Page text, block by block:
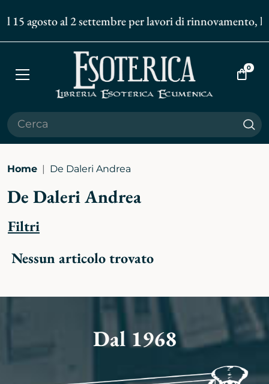
15 agosto al 2 settembre per lavori di
Apri
Vai
0
Home De Daleri Andrea
De Daleri Andrea
Filtri
Nessun articolo trovato
Dal 1968